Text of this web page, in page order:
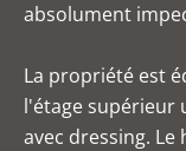
absolument
La propriété est
l'étage supérieur
avec dressing. Le